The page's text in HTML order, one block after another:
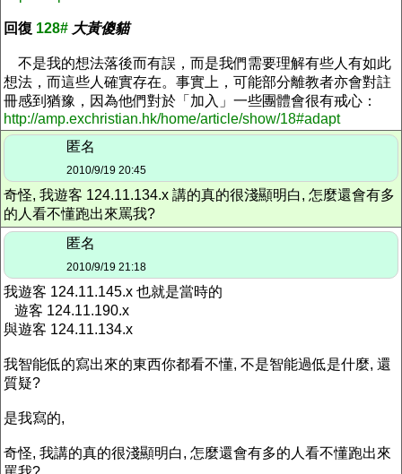
回復 128# 大黃傻貓
不是我的想法落後而有誤，而是我們需要理解有些人有如此
想法，而這些人確實存在。事實上，可能部分離教者亦會對註
冊感到猶豫，因為他們對於「加入」一些團體會很有戒心：
http://amp.exchristian.hk/home/article/show/18#adapt
匿名
2010/9/19 20:45
奇怪, 我遊客 124.11.134.x 講的真的很淺顯明白, 怎麼還會有多
的人看不懂跑出來罵我?
匿名
2010/9/19 21:18
我遊客 124.11.145.x 也就是當時的
遊客 124.11.190.x
與遊客 124.11.134.x
我智能低的寫出來的東西你都看不懂, 不是智能過低是什麼, 還
質疑?
是我寫的,
奇怪, 我講的真的很淺顯明白, 怎麼還會有多的人看不懂跑出來